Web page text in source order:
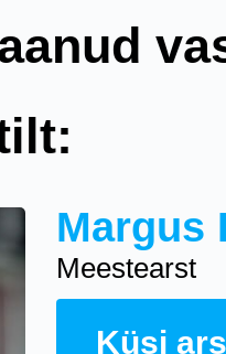
Margus
Meestearst
Küsi